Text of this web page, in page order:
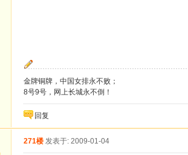
金牌铜牌，中国女排永不败；
8号9号，网上长城永不倒！
回复
271楼 发表于: 2009-01-04